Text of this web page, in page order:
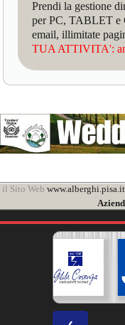
Prendi la gestione
per PC, TABLET
email, illimitate
TUA ATTIVITA':
il Sito Web www.alberghi.pisa.it